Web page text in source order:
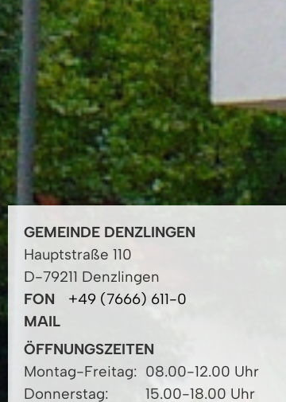
GEMEINDE DENZLINGEN
Hauptstraße 110
D-79211 Denzlingen
FON
+49 (7666) 611-0
MAIL
ÖFFNUNGSZEITEN
Montag-Freitag: 08.00-12.00 Uhr
Donnerstag:
15.00-18.00 Uhr